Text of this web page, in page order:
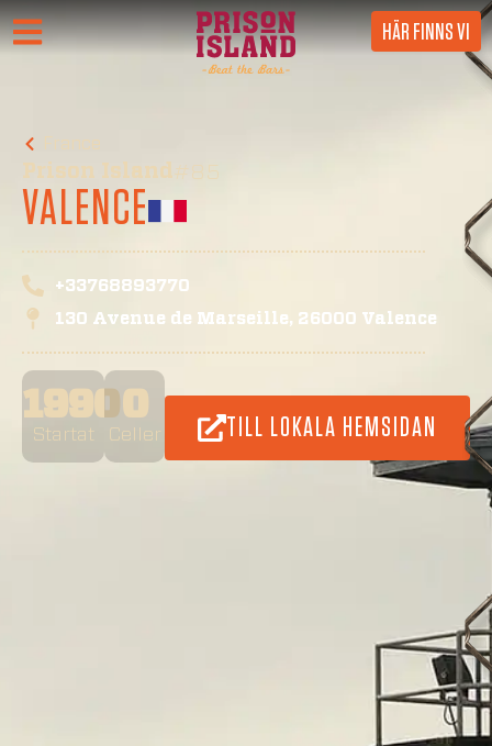
HÄR FINNS VI
France
Prison Island#85
VALENCE
+33768893770
130 Avenue de Marseille, 26000 Valence
Startat
1990
Celler
0
TILL LOKALA HEMSIDAN